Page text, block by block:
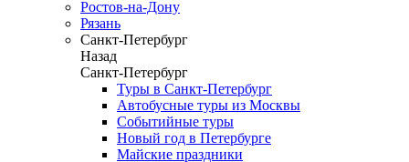
Ростов-на-Дону
Рязань
Санкт-Петербург
Назад
Санкт-Петербург
Туры в Санкт-Петербург
Автобусные туры из Москвы
Событийные туры
Новый год в Петербурге
Майские праздники